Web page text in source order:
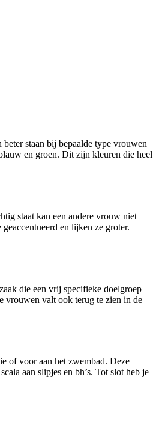
staan bij bepaalde type vrouwen
en groen. Dit zijn kleuren die heel
staat kan een andere vrouw niet
en lijken ze groter.
die een vrij specifieke doelgroep
vrouwen valt ook terug te zien in de
of voor aan het zwembad. Deze
aan slipjes en bh’s. Tot slot heb je